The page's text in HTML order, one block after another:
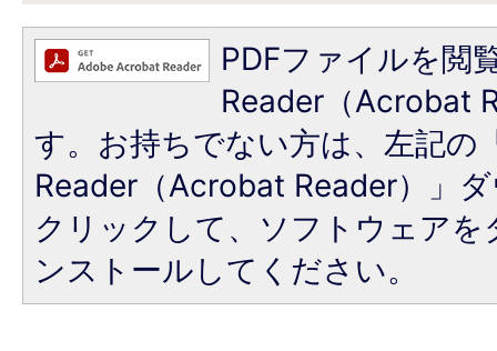
PDFファイルを閲
Reader（Acrobat
す。お持ちでない方は、左記の
Reader（Acrobat Reader）」
クリックして、ソフトウェア
ンストールしてください。